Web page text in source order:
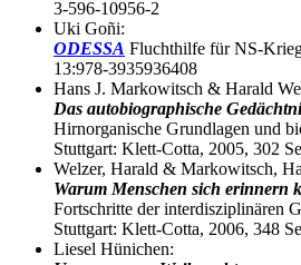
3-596-10956-2
Uki Goñi:
ODESSA Fluchthilfe für NS-
13:978-3935936408
Hans J. Markowitsch & Harald
Das autobiographische
Hirnorganische Grundlagen und
Stuttgart: Klett-Cotta, 2005, 302
Welzer, Harald & Markowitsch,
Warum Menschen sich erinnern
Fortschritte der interdisziplinären
Stuttgart: Klett-Cotta, 2006, 348
Liesel Hünichen: